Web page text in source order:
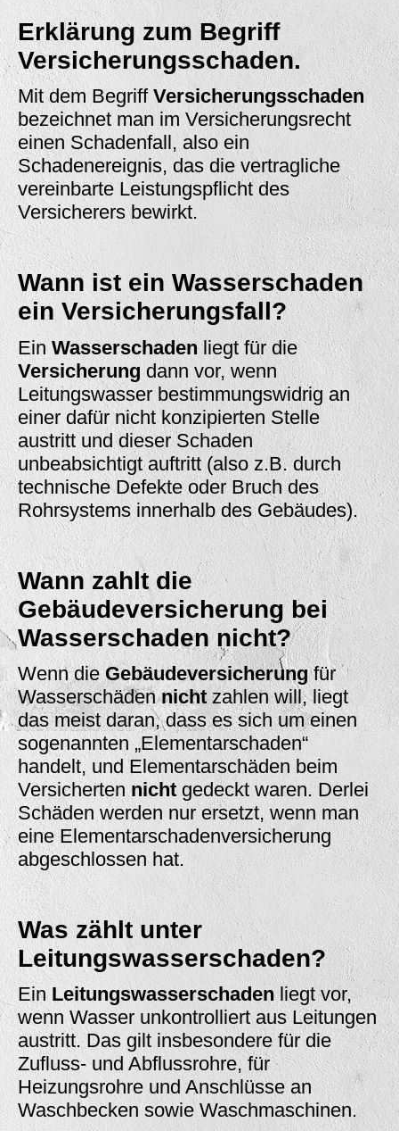
Erklärung zum Begriff
Versicherungsschaden.
Mit dem Begriff Versicherungsschaden
bezeichnet man im Versicherungsrecht
einen Schadenfall, also ein
Schadenereignis, das die vertragliche
vereinbarte Leistungspflicht des
Versicherers bewirkt.
Wann ist ein Wasserschaden
ein Versicherungsfall?
EinWasserschadenliegt für die
Versicherungdann vor, wenn
Leitungswasser bestimmungswidrig an
einer dafür nicht konzipierten Stelle
austritt und dieser Schaden
unbeabsichtigt auftritt (also z.B. durch
technische Defekte oder Bruch des
Rohrsystems innerhalb des Gebäudes).
Wann zahlt die
Gebäudeversicherung bei
Wasserschaden nicht?
Wenn dieGebäudeversicherungfür
Wasserschädennichtzahlen will, liegt
das meist daran, dass es sich um einen
sogenannten „Elementarschaden“
handelt, und Elementarschäden beim
Versicherten nicht gedeckt waren. Derlei
Schäden werden nur ersetzt, wenn man
eine Elementarschadenversicherung
abgeschlossen hat.
Was zählt unter
Leitungswasserschaden?
EinLeitungswasserschadenliegt vor,
wenn Wasser unkontrolliert aus Leitungen
austritt. Das gilt insbesondere für die
Zufluss- und Abflussrohre, für
Heizungsrohre und Anschlüsse an
Waschbecken sowie Waschmaschinen.